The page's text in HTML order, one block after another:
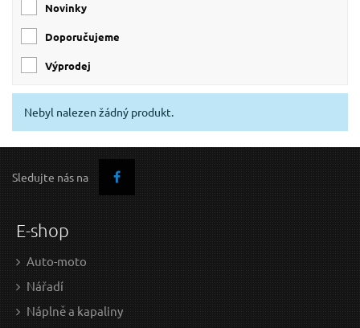
Novinky
Doporučujeme
Výprodej
Nebyl nalezen žádný produkt.
Sledujte nás na
E-shop
Auto-moto
Nářadí
Náplně a kapaliny